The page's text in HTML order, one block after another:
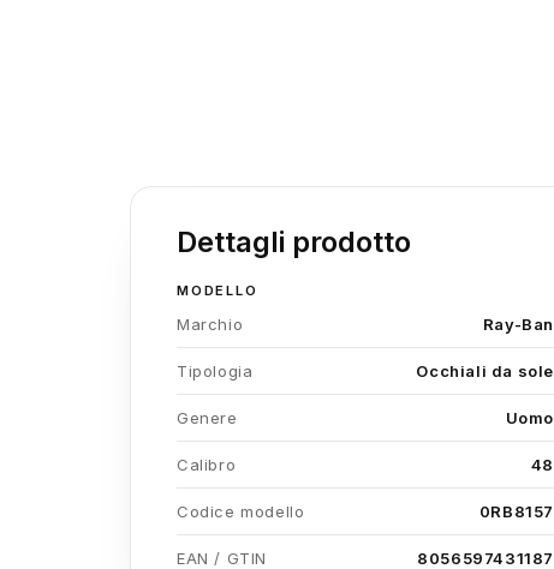
Dettagli prodotto
MODELLO
Marchio Ray-Ban
Tipologia Occhiali da sole
Genere Uomo
Calibro 48
Codice modello 0RB8157
EAN / GTIN 8056597431187